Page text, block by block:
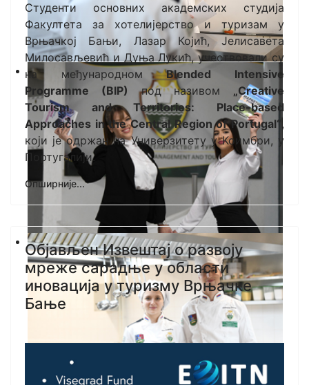
Студенти основних академских студија
Факултета за хотелијерство и туризам у
Врњачкој Бањи, Лазар Којић, Јелисавета
Милосављевић и Дуња Лукић, учествовали су
на међународномBlended Intensive
Programme (BIP) под називом „Creative
Tourism and Territories: Place-based
Approaches in the Central Region of Portugal“ ,
који је одржан на Универзитету у Коимбри, у
Португалији.
Опширније...
Објављен Извештај о развоју
мреже сарадње у области
иновација у туризму Врњачке
Бање